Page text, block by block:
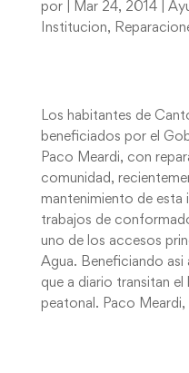
por Mar 24, 2014|
Institucion,
Los habitantes de
beneficiados por el
Paco Meardi, con
comunidad,
mantenimiento de esta
trabajos de
uno de los accesos
Agua. Beneficiando asi
que a diario transitan el
peatonal. Paco Meardi,